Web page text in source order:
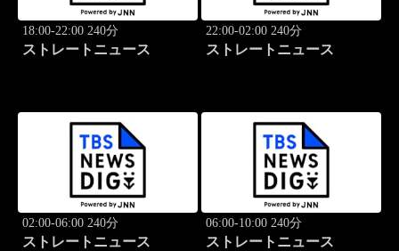
18:00-22:00 240分
ストレートニュース
22:00-02:00 240分
ストレートニュース
02:00-06:00 240分
ストレートニュース
06:00-10:00 240分
ストレートニュース